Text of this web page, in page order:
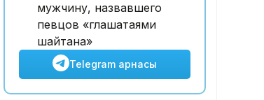
мужчину, назвавшего
певцов «глашатаями
шайтана»
Telegram арнасы